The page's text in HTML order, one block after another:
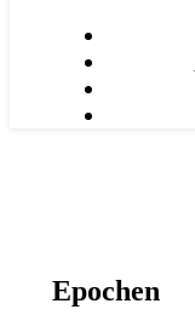
Epochen